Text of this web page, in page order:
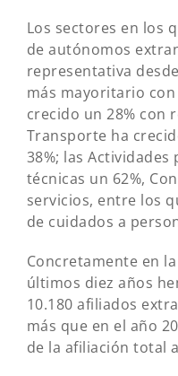
Los sectores en los
de autónomos
representativa
más mayoritario
crecido un 28% con
Transporte ha
38%; las
técnicas un 62%,
servicios, entre los
de cuidados a
Concretamente en
últimos diez años
10.180 afiliados
más que en el año
de la afiliación total